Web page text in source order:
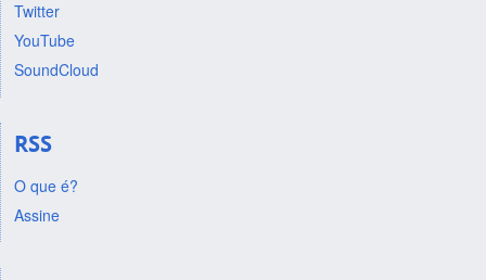
Twitter
YouTube
SoundCloud
RSS
O que é?
Assine